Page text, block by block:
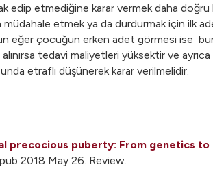
edip etmediğine karar vermek daha
etmek ya da durdurmak için ilk
eğer çocuğun erken adet görmesi ise
tedavi maliyetleri yüksektir ve ayrıca
etraflı düşünerek karar verilmelidir.
precocious puberty: From genetics
2018 May 26. Review.